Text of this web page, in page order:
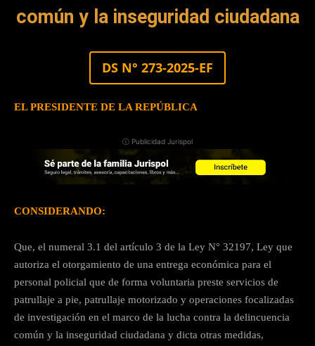
común y la inseguridad ciudadana
DS N° 273-2025-EF
EL PRESIDENTE DE LA REPÚBLICA
ⓘ Publicidad Jurispol
CONSIDERANDO:
Que, el numeral 3.1 del artículo 3 de la Ley N° 32197, Ley que
autoriza el otorgamiento de una entrega económica para el
personal policial que de forma voluntaria preste servicios de
patrullaje a pie, patrullaje motorizado y operaciones focalizadas
de investigación en el marco de la lucha contra la delincuencia
común y la inseguridad ciudadana y dicta otras medidas,